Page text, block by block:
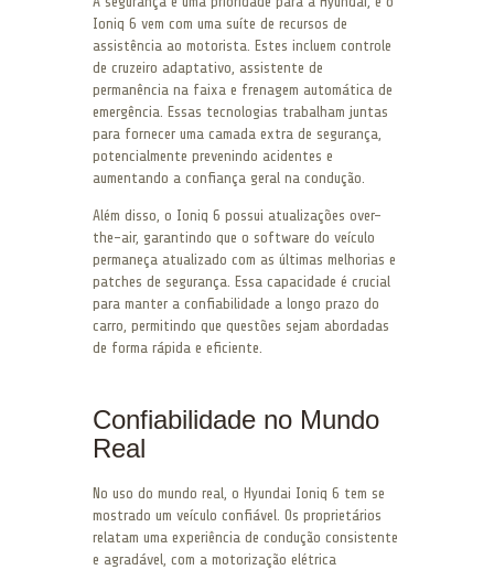
Ioniq 6 vem com uma suíte de recursos de
assistência ao motorista. Estes incluem controle
de cruzeiro adaptativo, assistente de
permanência na faixa e frenagem automática de
emergência. Essas tecnologias trabalham juntas
para fornecer uma camada extra de segurança,
potencialmente prevenindo acidentes e
aumentando a confiança geral na condução.
Além disso, o Ioniq 6 possui atualizações over-
the-air, garantindo que o software do veículo
permaneça atualizado com as últimas melhorias e
patches de segurança. Essa capacidade é crucial
para manter a confiabilidade a longo prazo do
carro, permitindo que questões sejam abordadas
de forma rápida e eficiente.
Confiabilidade no Mundo
Real
No uso do mundo real, o Hyundai Ioniq 6 tem se
mostrado um veículo confiável. Os proprietários
relatam uma experiência de condução consistente
e agradável, com a motorização elétrica